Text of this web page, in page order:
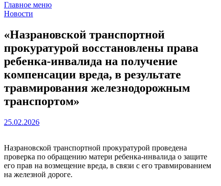
Главное меню
Новости
«Назрановской транспортной
прокуратурой восстановлены права
ребенка-инвалида на получение
компенсации вреда, в результате
травмирования железнодорожным
транспортом»
25.02.2026
Назрановской транспортной прокуратурой проведена
проверка по обращению матери ребенка-инвалида о защите
его прав на возмещение вреда, в связи с его травмированием
на железной дороге.